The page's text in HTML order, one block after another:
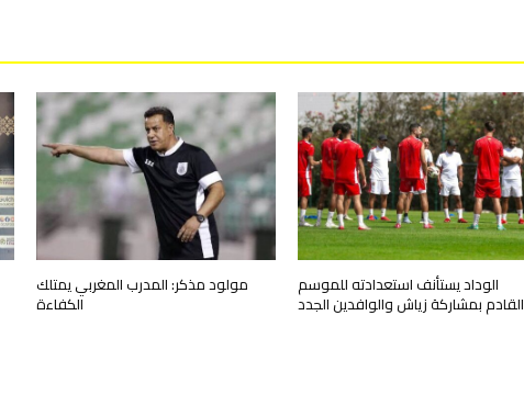
الوداد يستأنف استعدادته للموسم
القادم بمشاركة زياش والوافدين الجدد
مولود مذكر: المدرب المغربي يمتلك
الكفاءة